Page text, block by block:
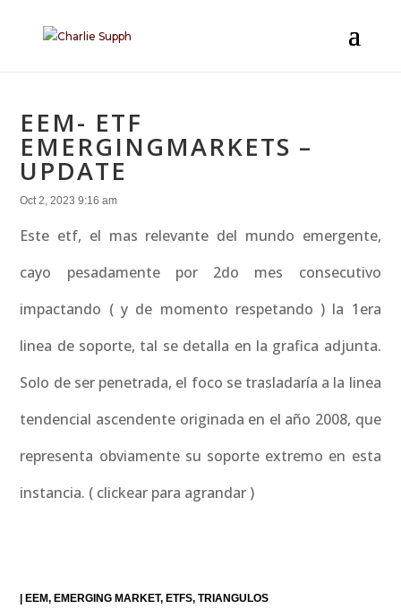
EEM- ETF
EMERGINGMARKETS –
UPDATE
Oct 2, 2023 9:16 am
Este etf, el mas relevante del mundo emergente,
cayo pesadamente por 2do mes consecutivo
impactando ( y de momento respetando ) la 1era
linea de soporte, tal se detalla en la grafica adjunta.
Solo de ser penetrada, el foco se trasladaría a la linea
tendencial ascendente originada en el año 2008, que
representa obviamente su soporte extremo en esta
instancia. ( clickear para agrandar )
EEM EMERGING MARKET ETFS TRIANGULOS